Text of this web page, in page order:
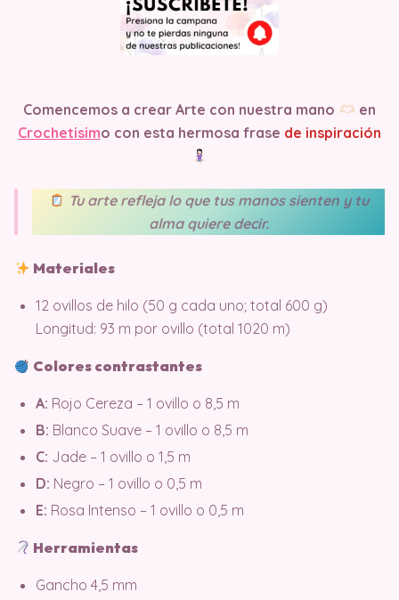
Comencemos a crear Arte con nuestra mano
en
Crochetisimo con esta hermosa frase de inspiración
Tu arte refleja lo que tus manos sienten y tu
alma quiere decir.
Materiales
12 ovillos de hilo (50 g cada uno; total 600 g)
Longitud: 93 m por ovillo (total 1020 m)
Colores contrastantes
A: Rojo Cereza – 1 ovillo o 8,5 m
B: Blanco Suave – 1 ovillo o 8,5 m
C: Jade – 1 ovillo o 1,5 m
D: Negro – 1 ovillo o 0,5 m
E: Rosa Intenso – 1 ovillo o 0,5 m
Herramientas
Gancho 4,5 mm